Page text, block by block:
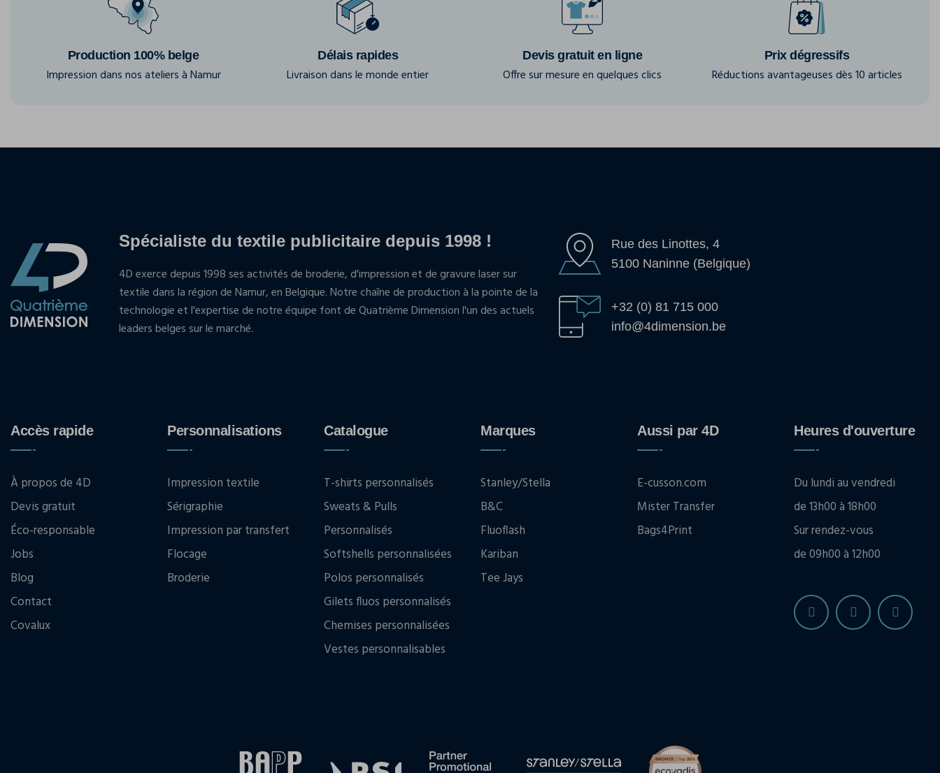
Production 100% belge
Impression dans nos ateliers à Namur
Délais rapides
Livraison dans le monde entier
Devis gratuit en ligne
Offre sur mesure en quelques clics
Prix dégressifs
Réductions avantageuses dès 10 articles
Spécialiste du textile publicitaire depuis 1998 !
4D exerce depuis 1998 ses activités de broderie, d'impression et de gravure laser sur
textile dans la région de Namur, en Belgique. Notre chaîne de production à la pointe de la
technologie et l'expertise de notre équipe font de Quatrième Dimension l'un des actuels
leaders belges sur le marché.
Rue des Linottes, 4
5100 Naninne (Belgique)
+32 (0) 81 715 000
info@4dimension.be
Accès rapide
À propos de 4D
Devis gratuit
Éco-responsable
Jobs
Blog
Contact
Covalux
Personnalisations
Impression textile
Sérigraphie
Impression par transfert
Flocage
Broderie
Catalogue
T-shirts personnalisés
Sweats & Pulls
Personnalisés
Softshells personnalisées
Polos personnalisés
Gilets fluos personnalisés
Chemises personnalisées
Vestes personnalisables
Marques
Stanley/Stella
B&C
Fluoflash
Kariban
Tee Jays
Aussi par 4D
E-cusson.com
Mister Transfer
Bags4Print
Heures d'ouverture
Du lundi au vendredi
de 13h00 à 18h00
Sur rendez-vous
de 09h00 à 12h00